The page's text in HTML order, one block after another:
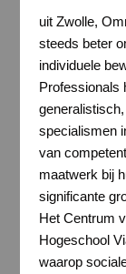
uit Zwolle,
steeds beter
individuele
Professionals
specialismen
van
maatwerk bij
significante
Het Centrum
Hogeschool
waarop